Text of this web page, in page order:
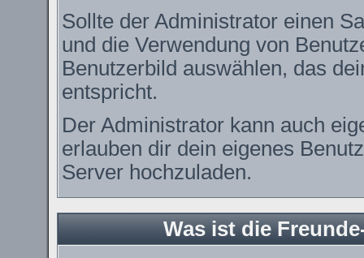
Sollte der Administrator einen
und die Verwendung von
Benutzerbild auswählen, das
entspricht.
Der Administrator kann auch
erlauben dir dein eigenes
Server hochzuladen.
Was ist die